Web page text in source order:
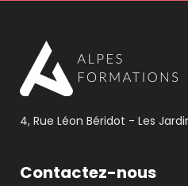
4, Rue Léon Béridot - Les
Contactez-nous